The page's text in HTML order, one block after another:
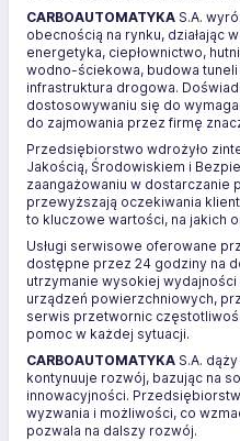
CARBOAUTOMATYKA S.A.
obecnością na rynku, działając
energetyka, ciepłownictwo,
wodno-ściekowa, budowa
infrastruktura drogowa.
dostosowywaniu się do
do zajmowania przez firmę
Przedsiębiorstwo wdrożyło
Jakością, Środowiskiem i
zaangażowaniu w dostarczanie
przewyższają oczekiwania
to kluczowe wartości, na jakich
Usługi serwisowe oferowane
dostępne przez 24 godziny na
utrzymanie wysokiej
urządzeń powierzchniowych,
serwis przetwornic
pomoc w każdej sytuacji.
CARBOAUTOMATYKA S.A.
kontynuuje rozwój, bazując na
innowacyjności.
wyzwania i możliwości, co
pozwala na dalszy rozwój.